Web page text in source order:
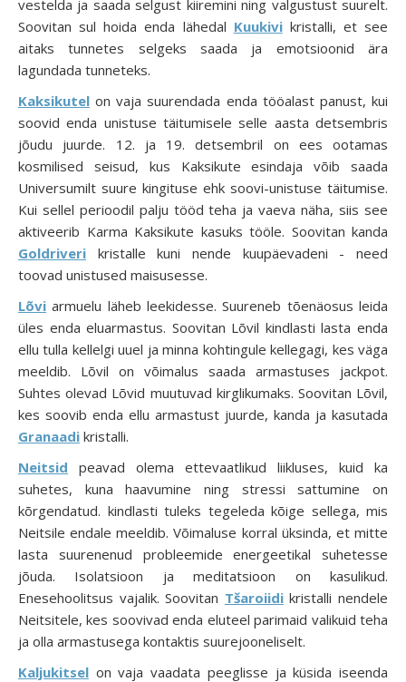
vestelda ja saada selgust kiiremini ning valgustust suurelt.
Soovitan sul hoida enda lähedal Kuukivikristalli, et see
aitaks tunnetes selgeks saada ja emotsioonid ära
lagundada tunneteks.
Kaksikutel on vaja suurendada enda tööalast panust, kui
soovid enda unistuse täitumisele selle aasta detsembris
jõudu juurde. 12. ja 19. detsembril on ees ootamas
kosmilised seisud, kus Kaksikute esindaja võib saada
Universumilt suure kingituse ehk soovi-unistuse täitumise.
Kui sellel perioodil palju tööd teha ja vaeva näha, siis see
aktiveerib Karma Kaksikute kasuks tööle. Soovitan kanda
Goldriveri kristalle kuni nende kuupäevadeni - need
toovad unistused maisusesse.
Lõvi armuelu läheb leekidesse. Suureneb tõenäosus leida
üles enda eluarmastus. Soovitan Lõvil kindlasti lasta enda
ellu tulla kellelgi uuel ja minna kohtingule kellegagi, kes väga
meeldib. Lõvil on võimalus saada armastuses jackpot.
Suhtes olevad Lõvid muutuvad kirglikumaks. Soovitan Lõvil,
kes soovib enda ellu armastust juurde, kanda ja kasutada
Granaadi kristalli.
Neitsid peavad olema ettevaatlikud liikluses, kuid ka
suhetes, kuna haavumine ning stressi sattumine on
kõrgendatud. kindlasti tuleks tegeleda kõige sellega, mis
Neitsile endale meeldib. Võimaluse korral üksinda, et mitte
lasta suurenenud probleemide energeetikal suhetesse
jõuda. Isolatsioon ja meditatsioon on kasulikud.
Enesehoolitsus vajalik. Soovitan Tšaroiidikristalli nendele
Neitsitele, kes soovivad enda eluteel parimaid valikuid teha
ja olla armastusega kontaktis suurejooneliselt.
Kaljukitsel on vaja vaadata peeglisse ja küsida iseenda